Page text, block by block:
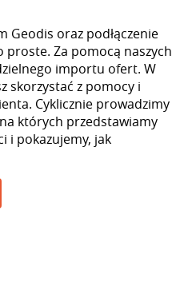
Geodis oraz podłączenie
Za pomocą naszych
importu ofert. W
skorzystać z pomocy i
Cyklicznie prowadzimy
których przedstawiamy
i pokazujemy, jak